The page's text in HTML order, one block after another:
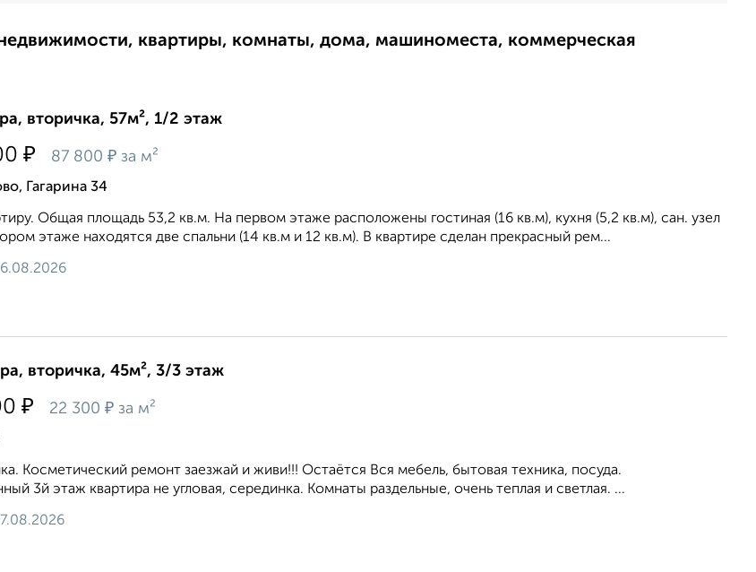
квартиры, комнаты, дома, машиноместа, коммерческая
вторичка, 57м², 1/2 этаж
₽ 87 800 ₽ за м²
Гагарина 34
Общая площадь 53,2 кв.м. На первом этаже расположены гостиная (16 кв.м), кухня (5,2 кв.м), сан. узел
этаже находятся две спальни (14 кв.м и 12 кв.м). В квартире сделан прекрасный рем...
вторичка, 45м², 3/3 этаж
₽ 22 300 ₽ за м²
Косметический ремонт заезжай и живи!!! Остаётся Вся мебель, бытовая техника, посуда.
3й этаж квартира не угловая, серединка. Комнаты раздельные, очень теплая и светлая. ...